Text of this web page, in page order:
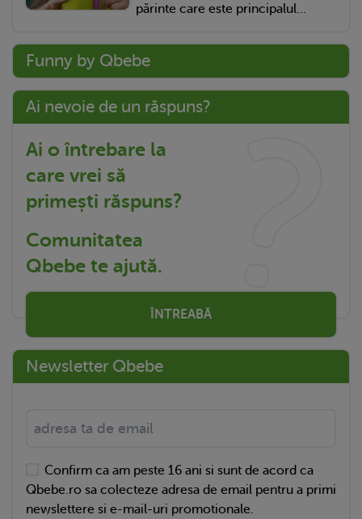
părinte care este principalul...
Funny by Qbebe
Ai nevoie de un răspuns?
Ai o întrebare la
care vrei să
primești răspuns?
Comunitatea
Qbebe te ajută.
ÎNTREABĂ
Newsletter Qbebe
Confirm ca am peste 16 ani si sunt de acord ca
Qbebe.ro sa colecteze adresa de email pentru a primi
newslettere si e-mail-uri promotionale.